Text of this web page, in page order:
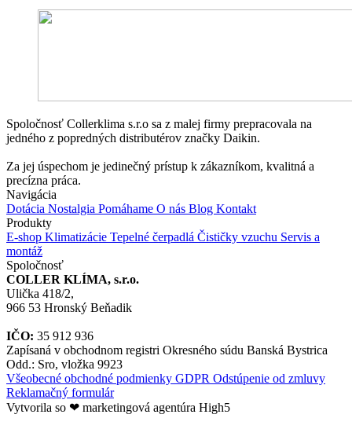
Spoločnosť Collerklima s.r.o sa z malej firmy prepracovala na
jedného z popredných distributérov značky Daikin.
Za jej úspechom je jedinečný prístup k zákazníkom, kvalitná a
precízna práca.
Navigácia
Dotácia Nostalgia Pomáhame O nás Blog Kontakt
Produkty
E-shop Klimatizácie Tepelné čerpadlá Čističky vzuchu Servis a
montáž
Spoločnosť
COLLER KLÍMA, s.r.o.
Ulička 418/2,
966 53 Hronský Beňadik
IČO: 35 912 936
Zapísaná v obchodnom registri Okresného súdu Banská Bystrica
Odd.: Sro, vložka 9923
Všeobecné obchodné podmienky GDPR Odstúpenie od zmluvy
Reklamačný formulár
Vytvorila so ❤ marketingová agentúra High5